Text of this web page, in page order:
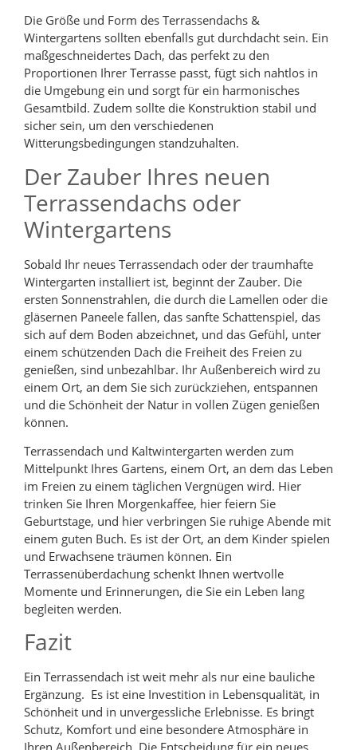
Die Größe und Form des Terrassendachs &
Wintergartens sollten ebenfalls gut durchdacht sein. Ein
maßgeschneidertes Dach, das perfekt zu den
Proportionen Ihrer Terrasse passt, fügt sich nahtlos in
die Umgebung ein und sorgt für ein harmonisches
Gesamtbild. Zudem sollte die Konstruktion stabil und
sicher sein, um den verschiedenen
Witterungsbedingungen standzuhalten.
Der Zauber Ihres neuen
Terrassendachs oder
Wintergartens
Sobald Ihr neues Terrassendach oder der traumhafte
Wintergarten installiert ist, beginnt der Zauber. Die
ersten Sonnenstrahlen, die durch die Lamellen oder die
gläsernen Paneele fallen, das sanfte Schattenspiel, das
sich auf dem Boden abzeichnet, und das Gefühl, unter
einem schützenden Dach die Freiheit des Freien zu
genießen, sind unbezahlbar. Ihr Außenbereich wird zu
einem Ort, an dem Sie sich zurückziehen, entspannen
und die Schönheit der Natur in vollen Zügen genießen
können.
Terrassendach und Kaltwintergarten werden zum
Mittelpunkt Ihres Gartens, einem Ort, an dem das Leben
im Freien zu einem täglichen Vergnügen wird. Hier
trinken Sie Ihren Morgenkaffee, hier feiern Sie
Geburtstage, und hier verbringen Sie ruhige Abende mit
einem guten Buch. Es ist der Ort, an dem Kinder spielen
und Erwachsene träumen können. Ein
Terrassenüberdachung schenkt Ihnen wertvolle
Momente und Erinnerungen, die Sie ein Leben lang
begleiten werden.
Fazit
Ein Terrassendach ist weit mehr als nur eine bauliche
Ergänzung. Es ist eine Investition in Lebensqualität, in
Schönheit und in unvergessliche Erlebnisse. Es bringt
Schutz, Komfort und eine besondere Atmosphäre in